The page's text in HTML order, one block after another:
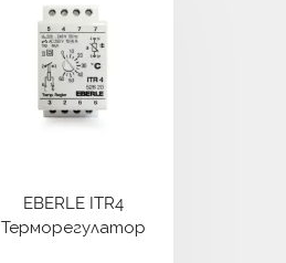
EBERLE ITR4
Терморегулатор